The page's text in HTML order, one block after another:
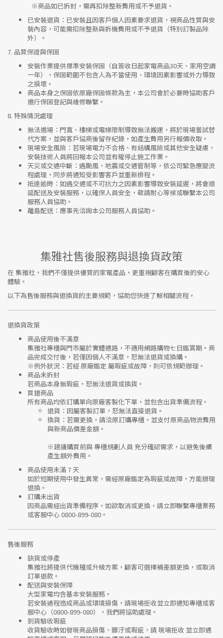
※商品如已拆封，需再扣除整新費用或不予退貨。
已安裝退貨 ：已安裝且因客戶個人因素要求退貨，視商品性質與安
裝內容，可能需扣除整新與拆機費用或不予退貨（特別訂製品除
外）。
7. 品質保證與保固
安裝作業提供標準安裝保固（自簽收日起家電商品30天、家用空調
一年），保固範圍不包含人為不當使用、環境因素影響或外力導致
之損壞。
商品本身之保固依原廠保固條款為主，本公司會於必要時協助客戶
進行保固登記與維修聯繫。
8. 特殊情況處理
無法進場 ：門寬、樓梯或電梯限制導致無法搬運，將於現場嘗試替
代方案，並與客戶協商後留存紀錄，如產生費用另行報價收取。
現場安全風險 ： 若現場電力不合格、有結構風險或其他安全疑慮，
安裝技術人員將回報本公司並有權停止施工作業。
天災或交通中斷 ：遇颱風、地震或交通管制等，依公司緊急應變流
程處理，同步將通知受影響客戶並重新排程。
抵達逾時 ：如遇交通或不可抗力之因素影響導致安裝延遲，將會順
延配送及安裝服務，以確保人員安全，敬請耐心等候或聯繫本公司
服務人員協助。
離島配送 ：應事先洽詢本公司服務人員協助。
集雅社售後服務與退換貨政策
在集雅社 ，我們不僅提供優質的家電產品，更重視顧客在購買後的安心
體驗。
以下為售後服務與退換貨的主要規範，協助您快速了解相關流程。
退換貨政策
商品使用後不滿意
集雅社專櫃與門市屬於實體通路，不適用網路購物七日鑑賞期 。商
品完成交付後，若僅因個人不滿意，恕無法退貨或換購。
※例外狀況：若經 原廠鑑定 屬瑕疵或故障，則可依規範辦理。
商品未拆封
若商品本身無瑕疵，恕無法退貨或換貨。
買錯商品
所有商品均依訂購單向原廠客製化下單 ，並包含出貨準備流程。
退貨 ：因屬客製訂單，恕無法直接退貨。
換貨 ：若需更換，請洽原訂購專櫃，並支付原商品物流費用
與新商品價差金額 。
※建議購買前與專櫃規劃人員 充分確認需求，以避免後續
產生額外費用。
商品使用未滿 7 天
如於短期使用中發生異常，需經原廠鑑定為瑕疵或故障，方能辦理
退換。
訂購未出貨
因商品需經出貨準備程序，如欲取消或更換，請立即聯繫專櫃業務
或客服中心 0800-899-080 。
售後服務
缺貨或停產
集雅社將提供代機種或升級方案 ，顧客可選擇補差額更換，或取消
訂單退款。
配送與安裝保障
大型家電均含基本安裝服務。
若安裝過程造成商品或環境損傷，請現場拒收並立即通知專櫃或客
服中心 （0800-899-080），我們將協助處理。
到貨驗收瑕疵
收貨驗收時如發現商品損傷、髒汙或瑕疵 ，請 現場拒收 並立即通